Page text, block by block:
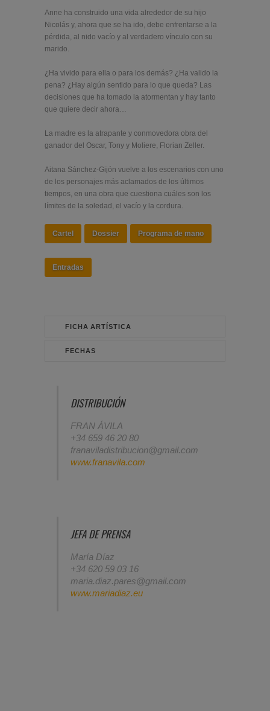
Anne ha construido una vida alrededor de su hijo
Nicolás y, ahora que se ha ido, debe enfrentarse a la
pérdida, al nido vacío y al verdadero vínculo con su
marido.
¿Ha vivido para ella o para los demás? ¿Ha valido la
pena? ¿Hay algún sentido para lo que queda? Las
decisiones que ha tomado la atormentan y hay tanto
que quiere decir ahora…
La madre es la atrapante y conmovedora obra del
ganador del Oscar, Tony y Moliere, Florian Zeller.
Aitana Sánchez-Gijón vuelve a los escenarios con uno
de los personajes más aclamados de los últimos
tiempos, en una obra que cuestiona cuáles son los
límites de la soledad, el vacío y la cordura.
Cartel Dossier Programa de mano
Entradas
FICHA ARTÍSTICA
FECHAS
DISTRIBUCIÓN
FRAN ÁVILA
+34 659 46 20 80
franaviladistribucion@gmail.com
www.franavila.com
JEFA DE PRENSA
María Díaz
+34 620 59 03 16
maria.diaz.pares@gmail.com
www.mariadiaz.eu